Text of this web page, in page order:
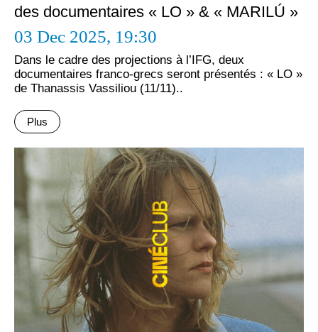
des documentaires « LΟ » & « ΜΑRΙLÚ »
03 Dec 2025, 19:30
Dans le cadre des projections à l’IFG, deux
documentaires franco-grecs seront présentés : « LΟ »
de Thanassis Vassiliou (11/11)..
Plus